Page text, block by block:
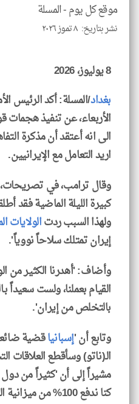
موقع كل يوم -المسلة
نشر بتاريخ: ٨ تموز ٢٠٢٦
8 يوليوز، 2026
بغداد/المسلة: أكد الرئيس
الأربعاء، عن تنفيذ
الى انه أعتقد أن مذكرة
اريد التعامل مع الإيرانيين.
وقال ترامب، في
كبيرة الليلة الماضية فقد
ولهذا السبب ردتالولايات
إيران تمتلك سلاحاً نووياً'.
وأضاف: 'أهدرنا الكثير من
القيام بعملنا، ولست سعيداً
بالتخلص من إيران'.
وتابع أن 'إسبانياقضية
الـ(ناتو) وسأقطع العلاقات
مشيراً إلى أن 'كثيراً من دول
كنا ندفع 100% من ميزانية الحلف'.